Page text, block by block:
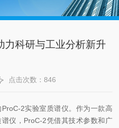
力科研与工业分析新升
点击次数：846
2实验室质谱仪。作为一款高
仪，ProC-2凭借其技术参数和广